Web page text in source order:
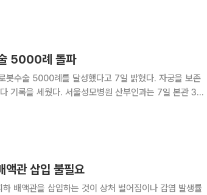
성 복막암 성인 환자
5000례 돌파
봇수술 5000례를 달성했다고 7일 밝혔다. 자궁을 보존
원 산부인과는 7일 본관 3층
로봇수술기 ‘다빈치
액관 삽입 불필요
배액관을 삽입하는 것이 상처 벌어짐이나 감염 발생률